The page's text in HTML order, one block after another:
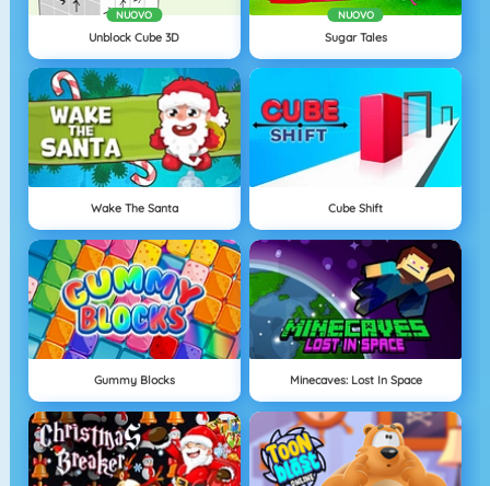
NUOVO
Unblock Cube 3D
NUOVO
Sugar Tales
Wake The Santa Cube Shift
Gummy Blocks Minecaves: Lost In Space